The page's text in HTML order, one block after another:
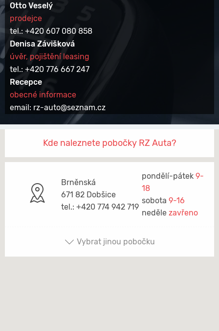
Otto Veselý
prodejce
tel.: +420 607 080 858
Denisa Závišková
úvěr, pojištění leasing
tel.: +420 776 667 247
Recepce
obecné informace
email: rz-auto@seznam.cz
Kde naleznete pobočky RZ Auta?
Brněnská
671 82 Dobšice
tel.: +420 774 942 719
pondělí-pátek 9-
18
sobota 9-16
neděle zavřeno
Vybrat jinou pobočku